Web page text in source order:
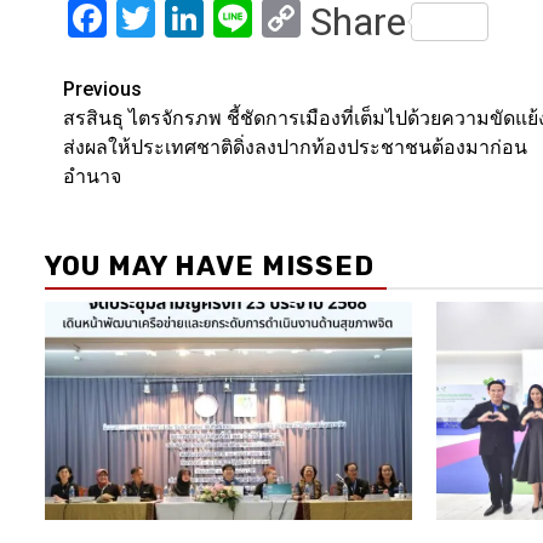
Facebook
Twitter
LinkedIn
LineCopy
Share
Post
navigation
Previous
สรสินธุ ไตรจักรภพ ชี้ชัดการเมืองที่เต็มไปด้วยความขัดแย้
ส่งผลให้ประเทศชาติดิ่งลงปากท้องประชาชนต้องมาก่อน
อำนาจ
YOU MAY HAVE MISSED